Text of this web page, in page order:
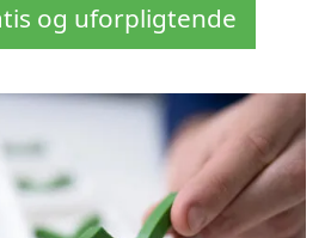
og uforpligtende